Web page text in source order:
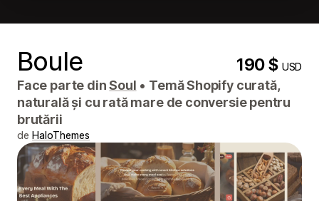
Boule 190 $USD
Face parte dinSoul • Temă Shopify curată,
naturală și cu rată mare de conversie pentru
brutării
de HaloThemes